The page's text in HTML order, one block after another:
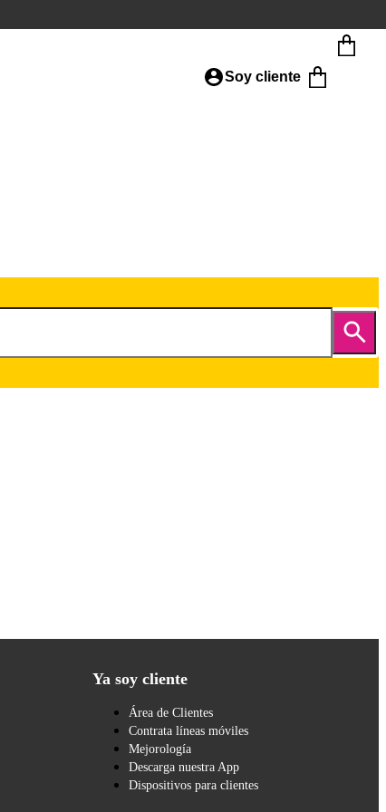
Soy cliente
Ya soy cliente
Área de Clientes
Contrata líneas móviles
Mejorología
Descarga nuestra App
Dispositivos para clientes